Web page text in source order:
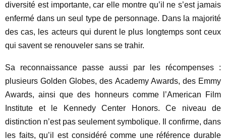
diversité est importante, car elle montre qu’il ne s’est jamais
enfermé dans un seul type de personnage. Dans la majorité
des cas, les acteurs qui durent le plus longtemps sont ceux
qui savent se renouveler sans se trahir.
Sa reconnaissance passe aussi par les récompenses :
plusieurs Golden Globes, des Academy Awards, des Emmy
Awards, ainsi que des honneurs comme l’American Film
Institute et le Kennedy Center Honors. Ce niveau de
distinction n’est pas seulement symbolique. Il confirme, dans
les faits, qu’il est considéré comme une référence durable